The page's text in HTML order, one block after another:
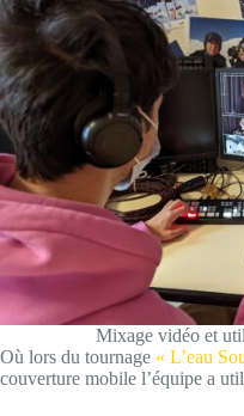
Mixage vidéo et
Où lors du tournage « L’eau
couverture mobile l’équipe a